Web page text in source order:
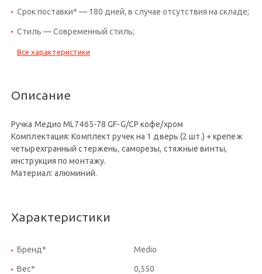
Срок поставки* — 180 дней, в случае отсутствия на складе;
Стиль — Современный стиль;
Все характеристики
Описание
Ручка Медио ML7465-78 GF-G/CP кофе/хром
Комплектация: Комплект ручек на 1 дверь (2 шт.) + крепеж
четырехгранный стержень, саморезы, стяжные винты,
инструкция по монтажу.
Материал: алюминий.
Характеристики
Бренд* Medio
Вес* 0,550